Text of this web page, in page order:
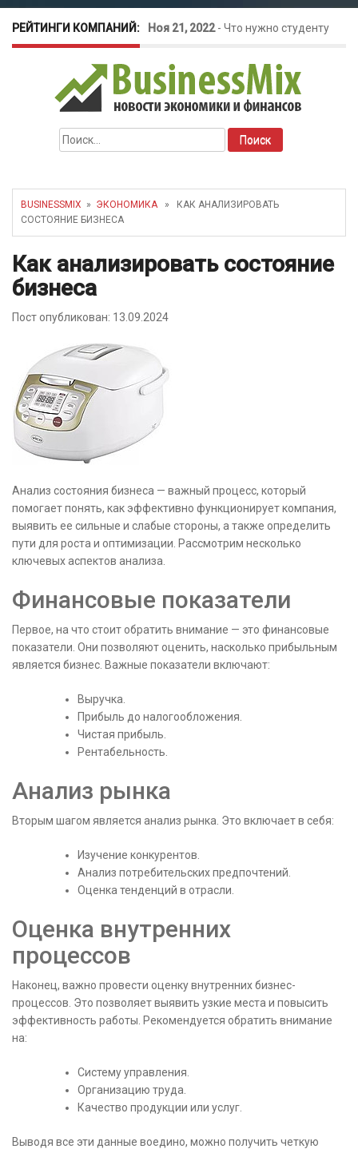
РЕЙТИНГИ КОМПАНИЙ: Ноя 21, 2022- Что нужно студенту
для открытия бизнеса?
Окт 26, 2022-Телефония для
amoCRM: лучшие инструменты для
бизнеса
как защитить свой бизнес?
Найти:
BUSINESSMIX » ЭКОНОМИКА» КАК АНАЛИЗИРОВАТЬ
СОСТОЯНИЕ БИЗНЕСА
Как анализировать состояние
бизнеса
Пост опубликован: 13.09.2024
Анализ состояния бизнеса — важный процесс, который
помогает понять, как эффективно функционирует компания,
выявить ее сильные и слабые стороны, а также определить
пути для роста и оптимизации. Рассмотрим несколько
ключевых аспектов анализа.
Финансовые показатели
Первое, на что стоит обратить внимание — это финансовые
показатели. Они позволяют оценить, насколько прибыльным
является бизнес. Важные показатели включают:
Выручка.
Прибыль до налогообложения.
Чистая прибыль.
Рентабельность.
Анализ рынка
Вторым шагом является анализ рынка. Это включает в себя:
Изучение конкурентов.
Анализ потребительских предпочтений.
Оценка тенденций в отрасли.
Оценка внутренних
процессов
Наконец, важно провести оценку внутренних бизнес-
процессов. Это позволяет выявить узкие места и повысить
эффективность работы. Рекомендуется обратить внимание
на:
Систему управления.
Организацию труда.
Качество продукции или услуг.
Выводя все эти данные воедино, можно получить четкую